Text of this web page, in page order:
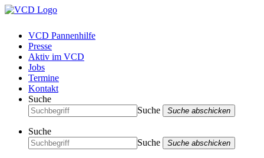
VCD Pannenhilfe
Presse
Aktiv im VCD
Jobs
Termine
Kontakt
Suche
Suche
Suche abschicken
Suche
Suche
Suche abschicken